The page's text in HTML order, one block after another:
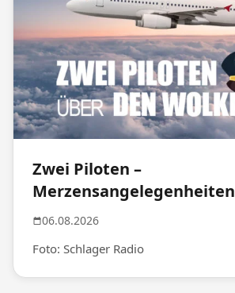
Zwei Piloten –
Merzensangelegenheiten
06.08.2026
Foto: Schlager Radio